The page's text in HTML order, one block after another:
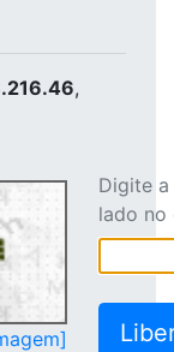
,
Digite
lado no